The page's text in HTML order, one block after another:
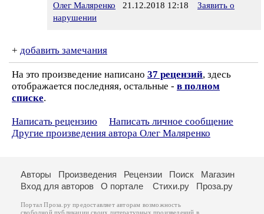
Олег Маляренко 21.12.2018 12:18
Заявить о
нарушении
+ добавить замечания
На это произведение написано 37 рецензий, здесь
отображается последняя, остальные - в полном
списке.
Написать рецензию
Написать личное сообщение
Другие произведения автора Олег Маляренко
Авторы Произведения Рецензии Поиск
Магазин
Вход для авторов
О портале Стихи.ру Проза.ру
Портал Проза.ру предоставляет авторам возможность
свободной публикации своих литературных произведений в